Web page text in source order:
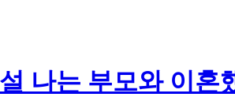
나는 부모와 이혼